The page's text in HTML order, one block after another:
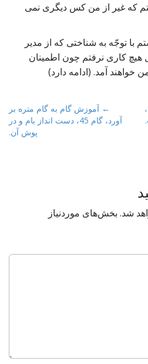
که غیر از من کس دیگری نمی
با توجّه به شناختی که از مدیر
کاری نرفتم چون اطمینان
خواهند آمد. (ادامه دارد)
← آموزش گام به گام متره بر
آورد، گام 45، دست انداز بام و در
پوش آن.
شد. بخش‌های موردنیاز